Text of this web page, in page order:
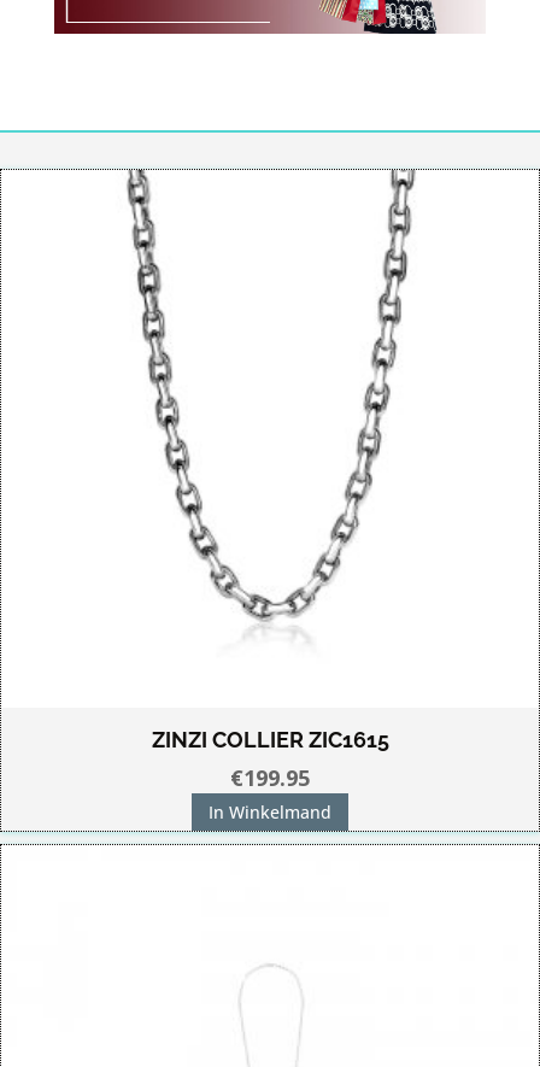
ZINZI COLLIER ZIC1615
€199.95
In Winkelmand